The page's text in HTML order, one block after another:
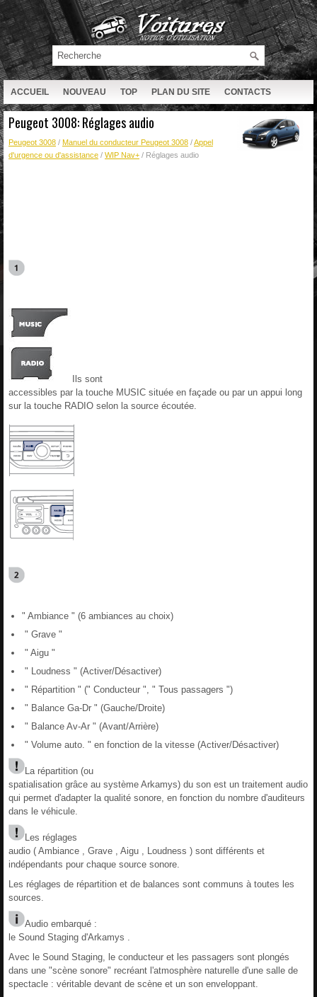
ACCUEIL NOUVEAU TOP PLAN DU SITE CONTACTS
RECHERCHE
Peugeot 3008: Réglages audio
Peugeot 3008 / Manuel du conducteur Peugeot 3008 /Appel
d'urgence ou d'assistance / WIP Nav+ / Réglages audio
Ils sont
accessibles par la touche MUSIC située en façade ou par un appui long
sur la touche RADIO selon la source écoutée.
" Ambiance " (6 ambiances au choix)
" Grave "
" Aigu "
" Loudness " (Activer/Désactiver)
" Répartition " (" Conducteur ", " Tous passagers ")
" Balance Ga-Dr " (Gauche/Droite)
" Balance Av-Ar " (Avant/Arrière)
" Volume auto. " en fonction de la vitesse (Activer/Désactiver)
La répartition (ou
spatialisation grâce au système Arkamys) du son est un traitement audio
qui permet d'adapter la qualité sonore, en fonction du nombre d'auditeurs
dans le véhicule.
Les réglages
audio ( Ambiance , Grave , Aigu , Loudness ) sont différents et
indépendants pour chaque source sonore.
Les réglages de répartition et de balances sont communs à toutes les
sources.
Audio embarqué :
le Sound Staging d'Arkamys .
Avec le Sound Staging, le conducteur et les passagers sont plongés
dans une "scène sonore" recréant l'atmosphère naturelle d'une salle de
spectacle : véritable devant de scène et un son enveloppant.